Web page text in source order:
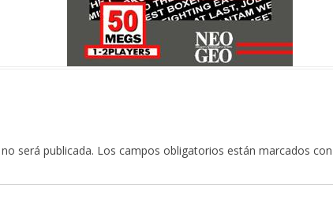
será publicada. Los campos obligatorios están marcados con